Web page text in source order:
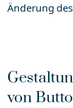
Änderung
von